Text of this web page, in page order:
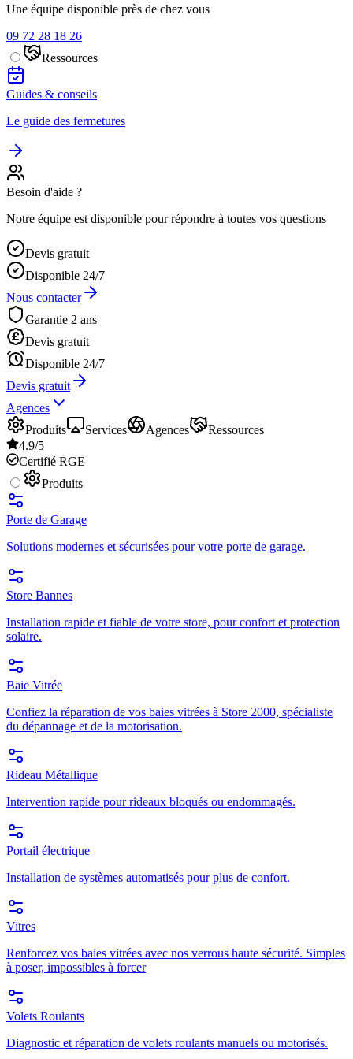
Une équipe disponible près de chez vous
09 72 28 18 26
Ressources
Guides & conseils
Le guide des fermetures
Besoin d'aide ?
Notre équipe est disponible pour répondre à toutes vos questions
Devis gratuit
Disponible 24/7
Nous contacter
Garantie 2 ans
Devis gratuit
Disponible 24/7
Devis gratuit
Agences
Produits
Services Agences
Ressources
4.9/5
Certifié RGE
Produits
Porte de Garage
Solutions modernes et sécurisées pour votre porte de garage.
Store Bannes
Installation rapide et fiable de votre store, pour confort et protection
solaire.
Baie Vitrée
Confiez la réparation de vos baies vitrées à Store 2000, spécialiste
du dépannage et de la motorisation.
Rideau Métallique
Intervention rapide pour rideaux bloqués ou endommagés.
Portail électrique
Installation de systèmes automatisés pour plus de confort.
Vitres
Renforcez vos baies vitrées avec nos verrous haute sécurité. Simples
à poser, impossibles à forcer
Volets Roulants
Diagnostic et réparation de volets roulants manuels ou motorisés.